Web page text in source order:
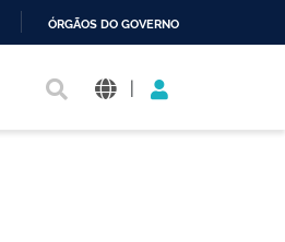
ÓRGÃOS DO GOVERNO
|